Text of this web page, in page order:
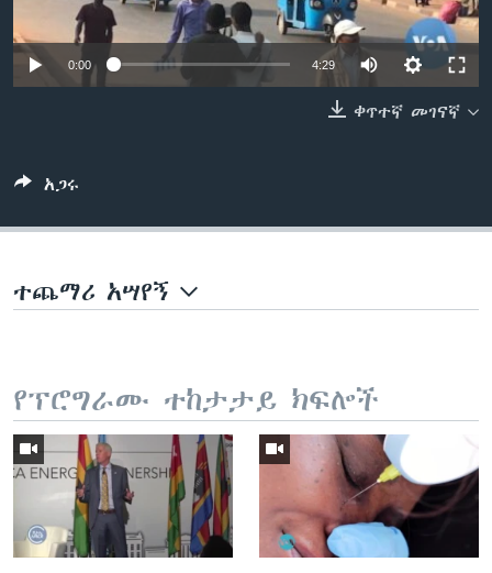
ቋንቋዎች
0:00 4:29
ቀጥተኛ መገናኛ
አጋሩ
ተጨማሪ አሣየኝ
የፕሮግራሙ ተከታታይ ክፍሎች